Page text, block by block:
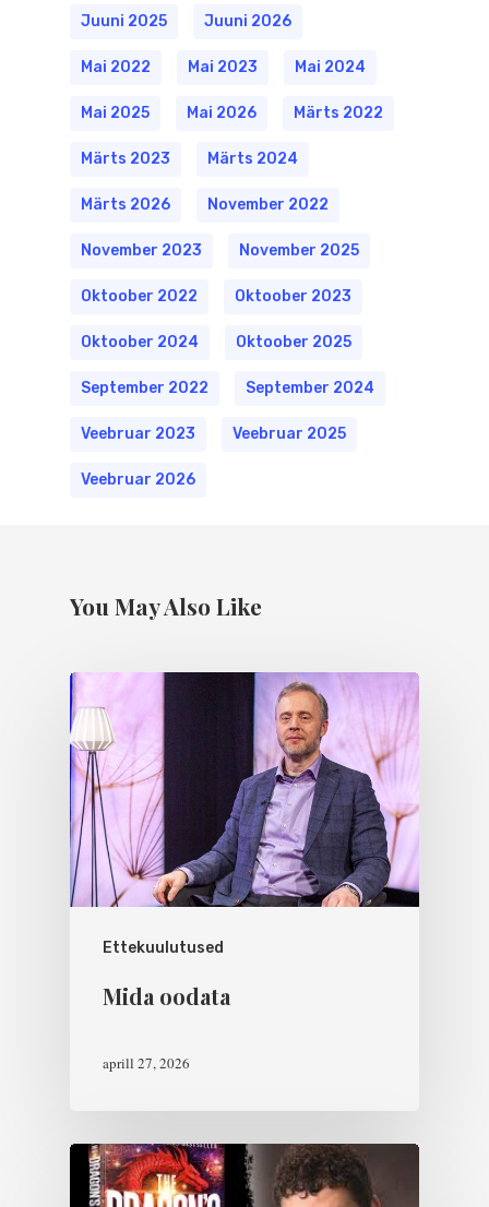
Juuni 2025 Juuni 2026
Mai 2022 Mai 2023 Mai 2024
Mai 2025 Mai 2026 Märts 2022
Märts 2023 Märts 2024
Märts 2026 November 2022
November 2023 November 2025
Oktoober 2022 Oktoober 2023
Oktoober 2024 Oktoober 2025
September 2022 September 2024
Veebruar 2023 Veebruar 2025
Veebruar 2026
You May Also Like
Ettekuulutused
Mida oodata
aprill 27, 2026